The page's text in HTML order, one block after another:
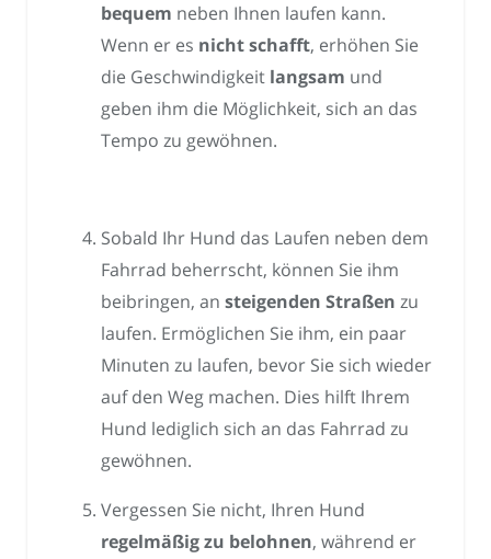
bequem neben Ihnen laufen kann.
Wenn er es nicht schafft, erhöhen Sie
die Geschwindigkeit langsam und
geben ihm die Möglichkeit, sich an das
Tempo zu gewöhnen.
Sobald Ihr Hund das Laufen neben dem
Fahrrad beherrscht, können Sie ihm
beibringen, an steigenden Straßen zu
laufen. Ermöglichen Sie ihm, ein paar
Minuten zu laufen, bevor Sie sich wieder
auf den Weg machen. Dies hilft Ihrem
Hund lediglich sich an das Fahrrad zu
gewöhnen.
Vergessen Sie nicht, Ihren Hund
regelmäßig zu belohnen, während er